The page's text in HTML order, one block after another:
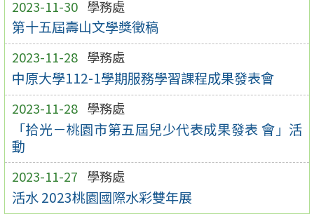
2023-11-30 學務處
第十五屆壽山文學獎徵稿
2023-11-28 學務處
中原大學112-1學期服務學習課程成果發表會
2023-11-28 學務處
「拾光－桃園市第五屆兒少代表成果發表 會」活
動
2023-11-27 學務處
活水 2023桃園國際水彩雙年展